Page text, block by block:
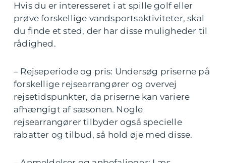
Hvis du er interesseret i at spille golf eller
prøve forskellige vandsportsaktiviteter, skal
du finde et sted, der har disse muligheder til
rådighed.
– Rejseperiode og pris: Undersøg priserne på
forskellige rejsearrangører og overvej
rejsetidspunkter, da priserne kan variere
afhængigt af sæsonen. Nogle
rejsearrangører tilbyder også specielle
rabatter og tilbud, så hold øje med disse.